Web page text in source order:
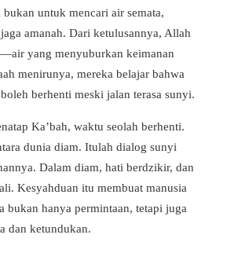
untuk mencari air semata,
amanah. Dari ketulusannya, Allah
yang menyuburkan keimanan
menirunya, mereka belajar bahwa
berhenti meski jalan terasa sunyi.
Ka’bah, waktu seolah berhenti.
dunia diam. Itulah dialog sunyi
Dalam diam, hati berdzikir, dan
Kesyahduan itu membuat manusia
bukan hanya permintaan, tetapi juga
dan ketundukan.